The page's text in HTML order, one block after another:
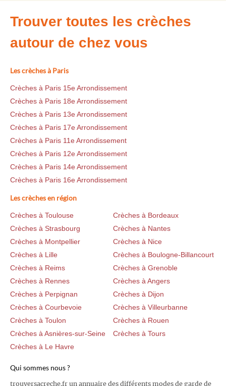
Trouver toutes les crèches
autour de chez vous
Les crèches à Paris
Crèches à Paris 15e Arrondissement
Crèches à Paris 18e Arrondissement
Crèches à Paris 13e Arrondissement
Crèches à Paris 17e Arrondissement
Crèches à Paris 11e Arrondissement
Crèches à Paris 12e Arrondissement
Crèches à Paris 14e Arrondissement
Crèches à Paris 16e Arrondissement
Les crèches en région
Crèches à Toulouse
Crèches à Bordeaux
Crèches à Strasbourg
Crèches à Nantes
Crèches à Montpellier
Crèches à Nice
Crèches à Lille
Crèches à Boulogne-Billancourt
Crèches à Reims
Crèches à Grenoble
Crèches à Rennes
Crèches à Angers
Crèches à Perpignan
Crèches à Dijon
Crèches à Courbevoie
Crèches à Villeurbanne
Crèches à Toulon
Crèches à Rouen
Crèches à Asnières-sur-Seine
Crèches à Tours
Crèches à Le Havre
Qui sommes nous ?
trouversacreche.fr un annuaire des différents modes de garde de